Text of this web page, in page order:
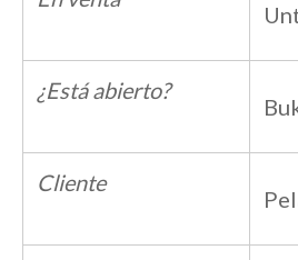
¿Está abierto?
Cliente